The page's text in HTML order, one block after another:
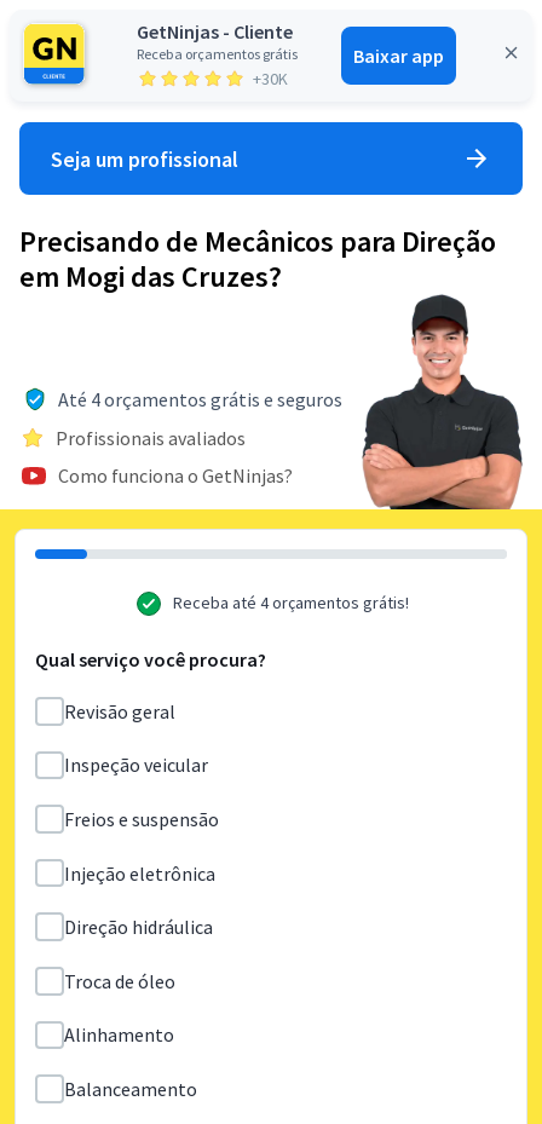
GetNinjas - Cliente
Receba orçamentos grátis
+30K
Baixar app
Entrar
Seja um profissional
Precisando de Mecânicos para Direção
em Mogi das Cruzes?
Até 4 orçamentos grátis e seguros
Profissionais avaliados
Como funciona o GetNinjas?
Receba até 4 orçamentos grátis!
Qual serviço você procura?
Revisão geral
Inspeção veicular
Freios e suspensão
Injeção eletrônica
Direção hidráulica
Troca de óleo
Alinhamento
Balanceamento